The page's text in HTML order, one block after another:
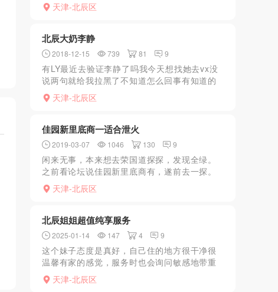
个左右，右面全是床位，基本都是熟女，有岁
天津-北辰区
北辰大奶李静
2018-12-15 739 81 9
有LY最近去验证李静了吗我今天想找她去vx没
说两句就给我拉黑了不知道怎么回事有知道的
告诉一下多谢
天津-北辰区
佳园新里底商一适合泄火
2019-03-07 1046 130 9
闲来无事，本来想去荣国道探探，发现全绿。
之前看论坛说佳园新里底商有，遂前去一探。
在快递左边发现一家，里面有个男的看场子，
一比较老，另外一个化妆看着还年轻点，就她
天津-北辰区
北辰姐姐超值纯享服务
2025-01-14 147 4 9
这个妹子态度是真好，自己住的地方很干净很
温馨有家的感觉，服务时也会询问敏感地带重
点照顾，可以舌吻，69我没问，口活时间挺长
的，不是那种机械式吞吐，带套提枪突突，中
天津-北辰区